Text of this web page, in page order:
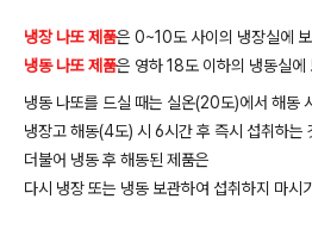
냉장 나또제품은 0~10도사이의 냉장실에
냉동 나또제품은 영하18도 이하의 냉동실에
냉동 나또를 드실 때는 실온(20도)에서 해동
냉장고해동(4도) 시 6시간후 즉시 섭취하는
더불어 냉동후 해동된 제품은
다시 냉장또는 냉동 보관하여 섭취하지 마시기